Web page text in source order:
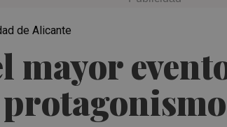
mayor
de Alicante